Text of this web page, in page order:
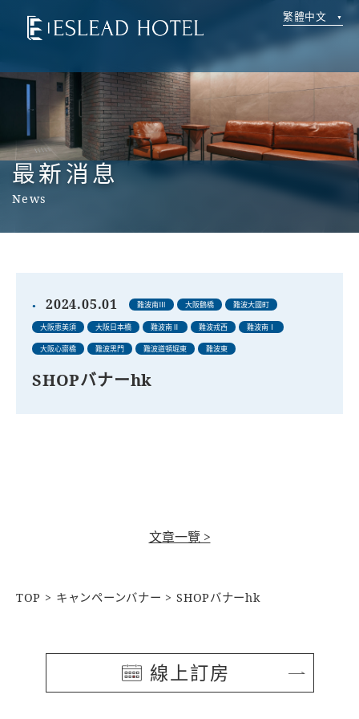
繁體中文
最新消息
News
2024.05.01 難波南Ⅲ 大阪鶴橋 難波大國町
大阪恵美須 大阪日本橋 難波南Ⅱ 難波戎西 難波南Ⅰ
大阪心齋橋 難波黑門 難波道頓堀東 難波東
SHOPバナーhk
文章一覽 >
TOP キャンペーンバナー SHOPバナーhk
線上訂房